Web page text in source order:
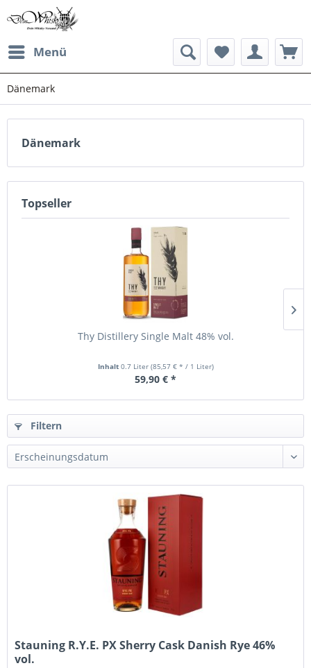
Menü
Dänemark
Dänemark
Topseller
Thy Distillery Single Malt 48% vol.
Inhalt 0.7 Liter (85,57 € * / 1 Liter)
59,90 € *
Filtern
Stauning R.Y.E. PX Sherry Cask Danish Rye 46%
vol.